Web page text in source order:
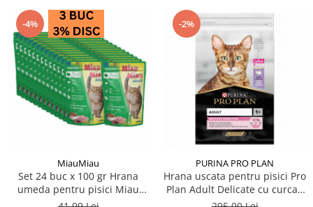
-4%
MiauMiau
Set 24 buc x 100 gr Hrana
umeda pentru pisici Miau
Miau cu curcan in sos
-2%
PURINA PRO PLAN
Hrana uscata pentru pisici Pro
Plan Adult Delicate cu curcan
10 kg